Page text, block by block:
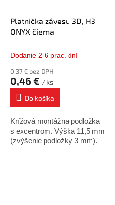
Platnička závesu 3D, H3
ONYX čierna
Dodanie 2-6 prac. dní
0,37 € bez DPH
0,46 € / ks
Do košíka
Krížová montážna podložka
s excentrom. Výška 11,5 mm
(zvýšenie podložky 3 mm).